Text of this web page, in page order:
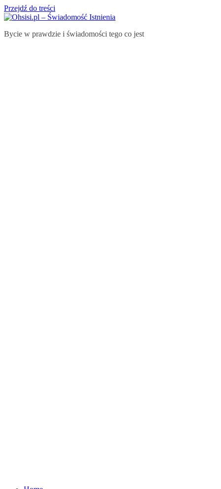
Przejdź do treści
Bycie w prawdzie i świadomości tego co jest